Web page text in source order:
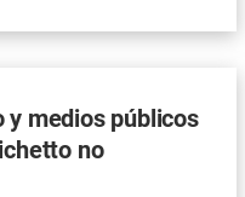
y medios públicos
no